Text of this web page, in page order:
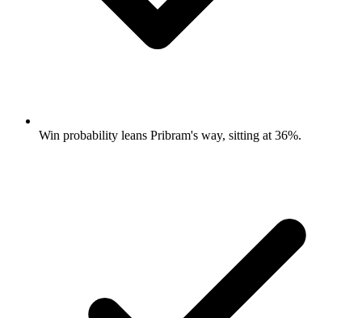
Win probability leans Pribram's way, sitting at 36%.